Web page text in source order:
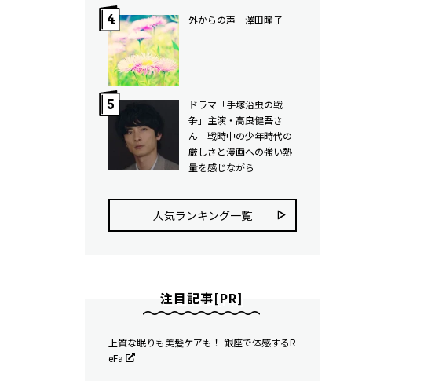
外からの声 澤田瞳子
ドラマ「手塚治虫の戦
争」主演・高良健吾さ
ん 戦時中の少年時代の
厳しさと漫画への強い熱
量を感じながら
人気ランキング⼀覧
注目記事[PR]
上質な眠りも美髪ケアも！ 銀座で体感するR
eFa